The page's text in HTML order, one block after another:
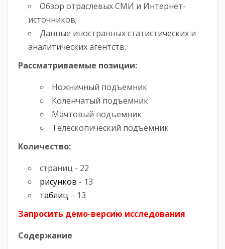
Обзор отраслевых СМИ и Интернет-
источников;
Данные иностранных статистических и
аналитических агентств.
Рассматриваемые позиции:
Ножничный подъемник
Коленчатый подъемник
Мачтовый подъемник
Телескопический подъемник
Количество:
страниц - 22
рисунков - 13
таблиц – 13
Запросить демо-версию исследования
Содержание